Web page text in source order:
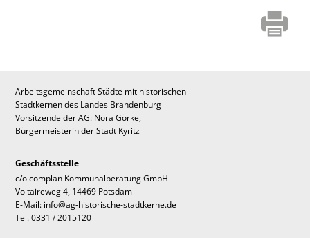
Arbeitsgemeinschaft Städte mit historischen
Stadtkernen des Landes Brandenburg
Vorsitzende der AG: Nora Görke,
Bürgermeisterin der Stadt Kyritz
Geschäftsstelle
c/o complan Kommunalberatung GmbH
Voltaireweg 4, 14469 Potsdam
E-Mail: info@ag-historische-stadtkerne.de
Tel. 0331 / 2015120